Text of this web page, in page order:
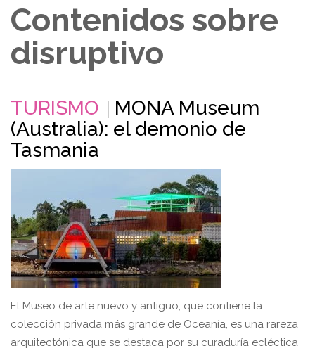
Contenidos sobre
disruptivo
TURISMO
MONA Museum
(Australia): el demonio de
Tasmania
El Museo de arte nuevo y antiguo, que contiene la
colección privada más grande de Oceanía, es una rareza
arquitectónica que se destaca por su curaduría ecléctica